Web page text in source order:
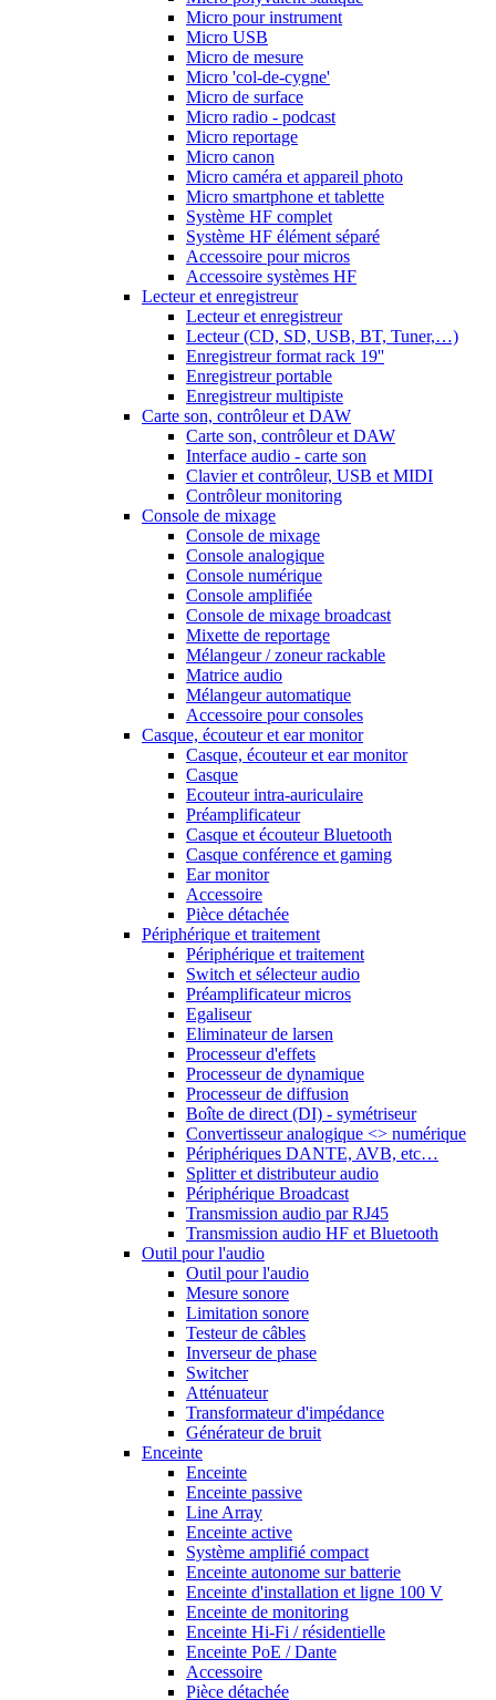
Micro pour instrument
Micro USB
Micro de mesure
Micro 'col-de-cygne'
Micro de surface
Micro radio - podcast
Micro reportage
Micro canon
Micro caméra et appareil photo
Micro smartphone et tablette
Système HF complet
Système HF élément séparé
Accessoire pour micros
Accessoire systèmes HF
Lecteur et enregistreur
Lecteur et enregistreur
Lecteur (CD, SD, USB, BT, Tuner,…)
Enregistreur format rack 19''
Enregistreur portable
Enregistreur multipiste
Carte son, contrôleur et DAW
Carte son, contrôleur et DAW
Interface audio - carte son
Clavier et contrôleur, USB et MIDI
Contrôleur monitoring
Console de mixage
Console de mixage
Console analogique
Console numérique
Console amplifiée
Console de mixage broadcast
Mixette de reportage
Mélangeur / zoneur rackable
Matrice audio
Mélangeur automatique
Accessoire pour consoles
Casque, écouteur et ear monitor
Casque, écouteur et ear monitor
Casque
Ecouteur intra-auriculaire
Préamplificateur
Casque et écouteur Bluetooth
Casque conférence et gaming
Ear monitor
Accessoire
Pièce détachée
Périphérique et traitement
Périphérique et traitement
Switch et sélecteur audio
Préamplificateur micros
Egaliseur
Eliminateur de larsen
Processeur d'effets
Processeur de dynamique
Processeur de diffusion
Boîte de direct (DI) - symétriseur
Convertisseur analogique <> numérique
Périphériques DANTE, AVB, etc…
Splitter et distributeur audio
Périphérique Broadcast
Transmission audio par RJ45
Transmission audio HF et Bluetooth
Outil pour l'audio
Outil pour l'audio
Mesure sonore
Limitation sonore
Testeur de câbles
Inverseur de phase
Switcher
Atténuateur
Transformateur d'impédance
Générateur de bruit
Enceinte
Enceinte
Enceinte passive
Line Array
Enceinte active
Système amplifié compact
Enceinte autonome sur batterie
Enceinte d'installation et ligne 100 V
Enceinte de monitoring
Enceinte Hi-Fi / résidentielle
Enceinte PoE / Dante
Accessoire
Pièce détachée